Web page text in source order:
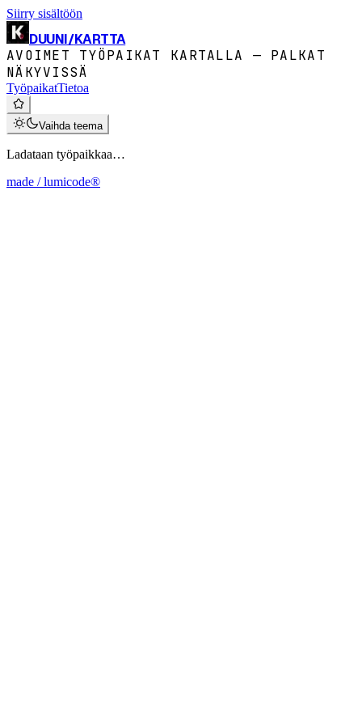
Siirry sisältöön
DUUNI/KARTTA
AVOIMET TYÖPAIKAT KARTALLA — PALKAT
NÄKYVISSÄ
TyöpaikatTietoa
Vaihda teema
Ladataan työpaikkaa…
made / lumicode®